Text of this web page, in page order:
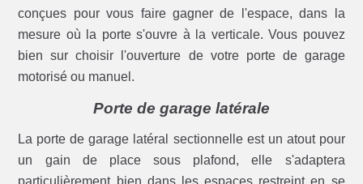
conçues pour vous faire gagner de l'espace, dans la
mesure où la porte s'ouvre à la verticale. Vous pouvez
bien sur choisir l'ouverture de votre porte de garage
motorisé ou manuel.
Porte de garage latérale
La porte de garage latéral sectionnelle est un atout pour
un gain de place sous plafond, elle s'adaptera
particulièrement bien dans les espaces restreint en se